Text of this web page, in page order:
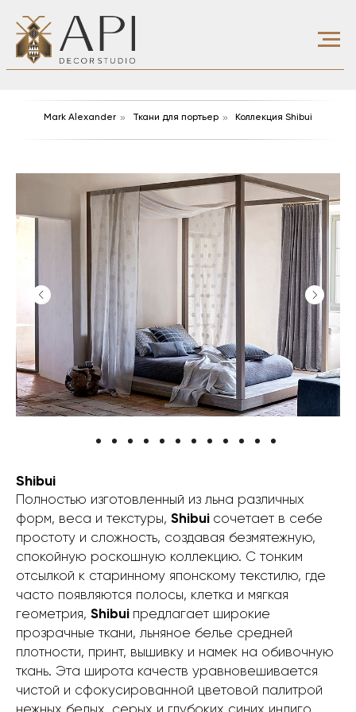
Маrk Aleхander » Ткани для портьер » Коллекция Shibui
Shibui
Полностью изготовленный из льна различных
форм, веса и текстуры, Shibui сочетает в себе
простоту и сложность, создавая безмятежную,
спокойную роскошную коллекцию. С тонким
отсылкой к старинному японскому текстилю, где
часто появляются полосы, клетка и мягкая
геометрия, Shibui предлагает широкие
прозрачные ткани, льняное белье средней
плотности, принт, вышивку и намек на обивочную
ткань. Эта широта качеств уравновешивается
чистой и сфокусированной цветовой палитрой